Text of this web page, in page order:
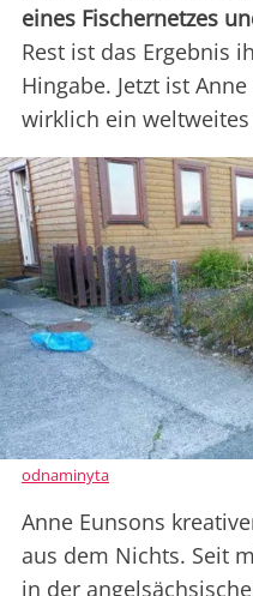
eines Fischernetzes
Rest ist das Ergebnis
Hingabe. Jetzt ist
wirklich ein weltweites
odnaminyta
Anne Eunsons
aus dem Nichts. Seit
in der